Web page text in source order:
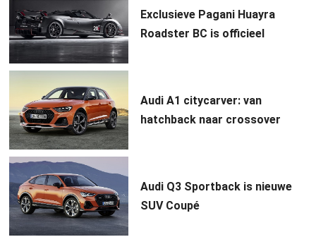
Exclusieve Pagani Huayra
Roadster BC is officieel
Audi A1 citycarver: van
hatchback naar crossover
Audi Q3 Sportback is nieuwe
SUV Coupé